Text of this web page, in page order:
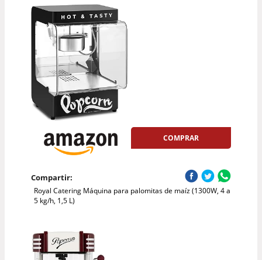
COMPRAR
Compartir:
Royal Catering Máquina para palomitas de maíz (1300W, 4 a
5 kg/h, 1,5 L)